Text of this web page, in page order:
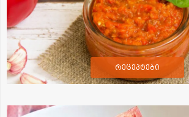
რეცეპტები